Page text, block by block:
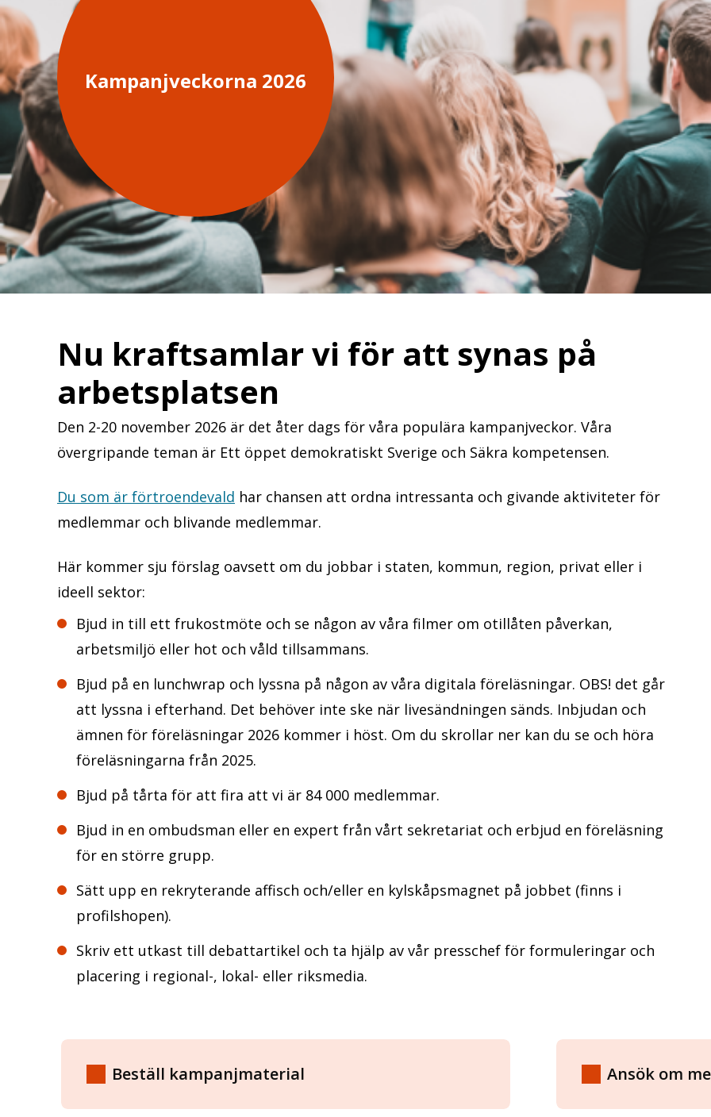
Kampanjveckorna 2026
Nu kraftsamlar vi för att synas på
arbetsplatsen
Den 2-20 november 2026 är det åter dags för våra populära kampanjveckor. Våra
övergripande teman är Ett öppet demokratiskt Sverige och Säkra kompetensen.
Du som är förtroendevald har chansen att ordna intressanta och givande aktiviteter för
medlemmar och blivande medlemmar.
Här kommer sju förslag oavsett om du jobbar i staten, kommun, region, privat eller i
ideell sektor:
Bjud in till ett frukostmöte och se någon av våra filmer om otillåten påverkan,
arbetsmiljö eller hot och våld tillsammans.
Bjud på en lunchwrap och lyssna på någon av våra digitala föreläsningar. OBS! det går
att lyssna i efterhand. Det behöver inte ske när livesändningen sänds. Inbjudan och
ämnen för föreläsningar 2026 kommer i höst. Om du skrollar ner kan du se och höra
föreläsningarna från 2025.
Bjud på tårta för att fira att vi är 84 000 medlemmar.
Bjud in en ombudsman eller en expert från vårt sekretariat och erbjud en föreläsning
för en större grupp.
Sätt upp en rekryterande affisch och/eller en kylskåpsmagnet på jobbet (finns i
profilshopen).
Skriv ett utkast till debattartikel och ta hjälp av vår presschef för formuleringar och
placering i regional-, lokal- eller riksmedia.
Beställ kampanjmaterial Ansök om